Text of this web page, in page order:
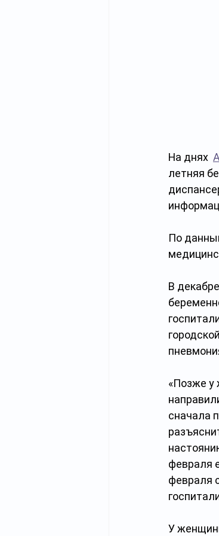
На днях
летняя
По
В
«Позже у
сначала
февраля
февраля
У